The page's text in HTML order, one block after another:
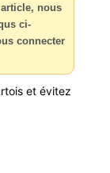
nous
ci-
connecter
et évitez